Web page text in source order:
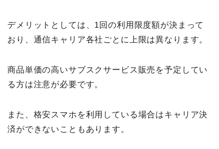
デメリットとしては、1回の利用限度額が決まって
おり、通信キャリア各社ごとに上限は異なります。
商品単価の高いサブスクサービス販売を予定してい
る方は注意が必要です。
また、格安スマホを利用している場合はキャリア決
済ができないこともあります。